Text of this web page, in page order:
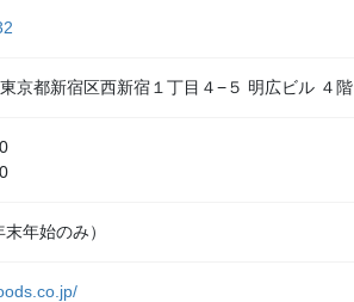
京都新宿区西新宿１丁目４−５ 明広ビル ４階
年始のみ）